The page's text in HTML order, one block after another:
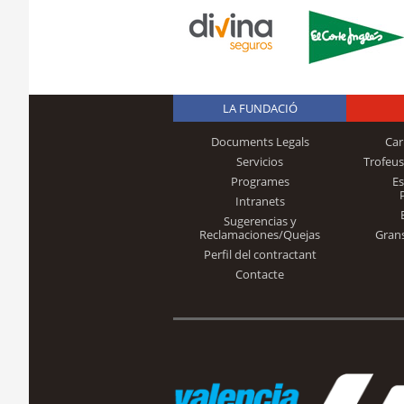
LA FUNDACIÓ
Documents Legals
Servicios
Programes
Intranets
Sugerencias y
Reclamaciones/Quejas
Perfil del contractant
Contacte